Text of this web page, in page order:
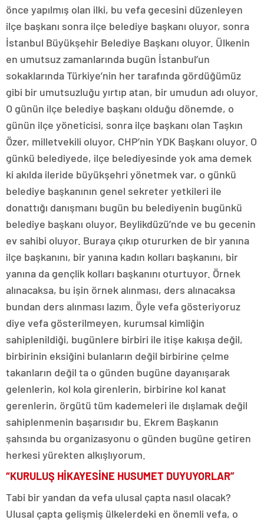
önce yapılmış olan ilki, bu vefa gecesini düzenleyen
ilçe başkanı sonra ilçe belediye başkanı oluyor, sonra
İstanbul Büyükşehir Belediye Başkanı oluyor. Ülkenin
en umutsuz zamanlarında bugün İstanbul’un
sokaklarında Türkiye’nin her tarafında gördüğümüz
gibi bir umutsuzluğu yırtıp atan, bir umudun adı oluyor.
O günün ilçe belediye başkanı olduğu dönemde, o
günün ilçe yöneticisi, sonra ilçe başkanı olan Taşkın
Özer, milletvekili oluyor, CHP’nin YDK Başkanı oluyor. O
günkü belediyede, ilçe belediyesinde yok ama demek
ki akılda ileride büyükşehri yönetmek var, o günkü
belediye başkanının genel sekreter yetkileri ile
donattığı danışmanı bugün bu belediyenin bugünkü
belediye başkanı oluyor, Beylikdüzü’nde ve bu gecenin
ev sahibi oluyor. Buraya çıkıp otururken de bir yanına
ilçe başkanını, bir yanına kadın kolları başkanını, bir
yanına da gençlik kolları başkanını oturtuyor. Örnek
alınacaksa, bu işin örnek alınması, ders alınacaksa
bundan ders alınması lazım. Öyle vefa gösteriyoruz
diye vefa gösterilmeyen, kurumsal kimliğin
sahiplenildiği, bugünlere birbiri ile itişe kakışa değil,
birbirinin eksiğini bulanların değil birbirine çelme
takanların değil ta o günden bugüne dayanışarak
gelenlerin, kol kola girenlerin, birbirine kol kanat
gerenlerin, örgütü tüm kademeleri ile dışlamak değil
sahiplenmenin başarısıdır bu. Ekrem Başkanın
şahsında bu organizasyonu o günden bugüne getiren
herkesi yürekten alkışlıyorum.
“KURULUŞ HİKAYESİNE HUSUMET DUYUYORLAR”
Tabi bir yandan da vefa ulusal çapta nasıl olacak?
Ulusal çapta gelişmiş ülkelerdeki en önemli vefa, o